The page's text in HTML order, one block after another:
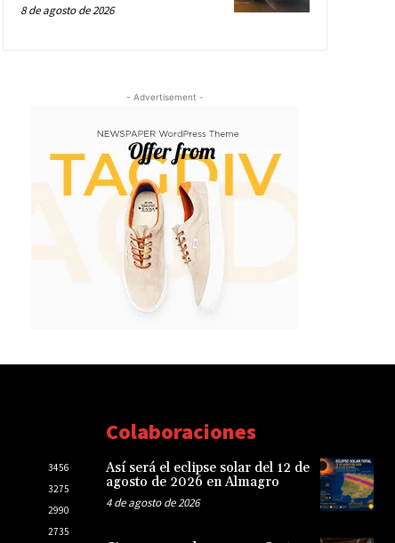
8 de agosto de 2026
- Advertisement -
3456
3275
2990
2735
Colaboraciones
Así será el eclipse solar del 12 de
agosto de 2026 en Almagro
4 de agosto de 2026